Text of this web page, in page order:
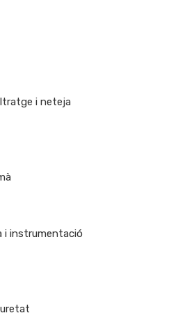
i neteja
i instrumentació